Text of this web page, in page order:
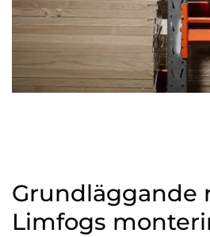
Grundläggande
Limfogs